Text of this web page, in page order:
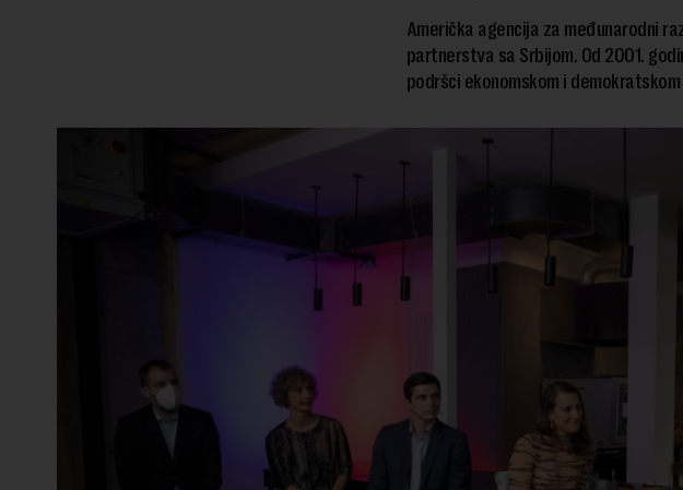
Američka agencija za međunarodni
partnerstva sa Srbijom. Od 2001.
podršci ekonomskom i